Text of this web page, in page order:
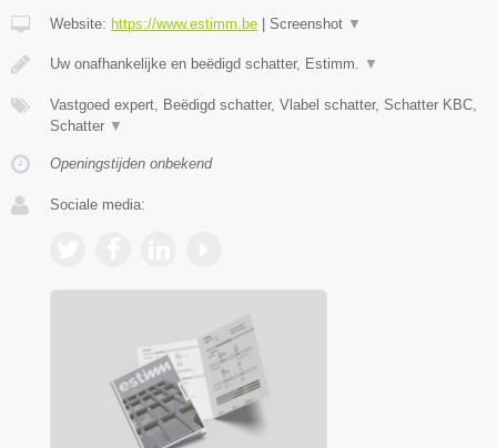
Website: https://www.estimm.be Screenshot ▼
Uw onafhankelijke en beëdigd schatter, Estimm. ▼
Vastgoed expert, Beëdigd schatter, Vlabel schatter, Schatter KBC,
Schatter ▼
Openingstijden onbekend
Sociale media: